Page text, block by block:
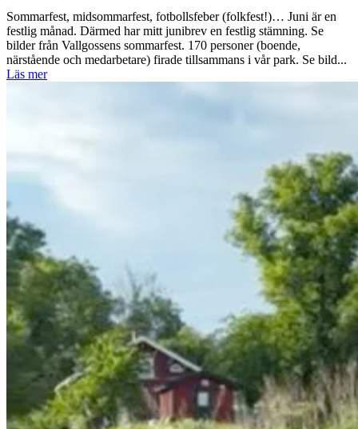
Sommarfest, midsommarfest, fotbollsfeber (folkfest!)… Juni är en
festlig månad. Därmed har mitt junibrev en festlig stämning. Se
bilder från Vallgossens sommarfest. 170 personer (boende,
närstående och medarbetare) firade tillsammans i vår park. Se bild...
Läs mer